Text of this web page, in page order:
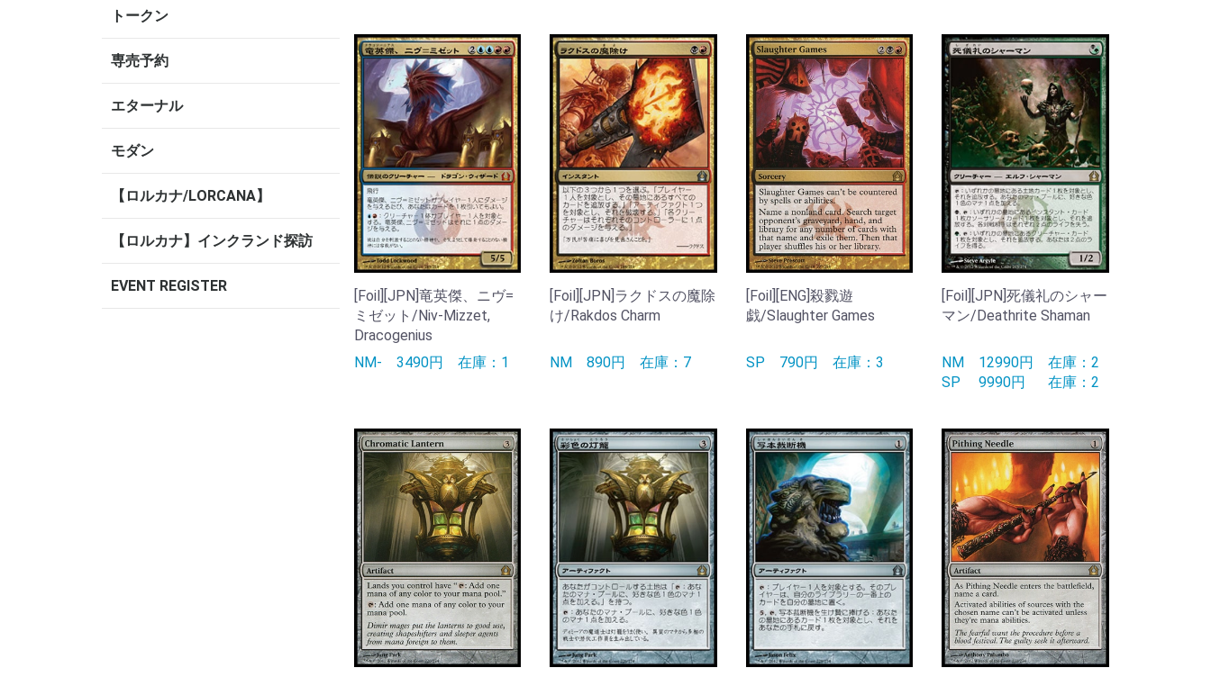
トークン
専売予約
エターナル
モダン
【ロルカナ/LORCANA】
【ロルカナ】インクランド探訪
EVENT REGISTER
[Foil][JPN]竜英傑、ニヴ=
ミゼット/Niv-Mizzet,
Dracogenius
NM- 3490円 在庫：1
[Foil][JPN]ラクドスの魔除
け/Rakdos Charm
NM890円在庫：7
[Foil][ENG]殺戮遊
戯/Slaughter Games
SP 790円 在庫：3
[Foil][JPN]死儀礼のシャー
マン/Deathrite Shaman
NM 12990円在庫：2
SP
9990円 在庫：2